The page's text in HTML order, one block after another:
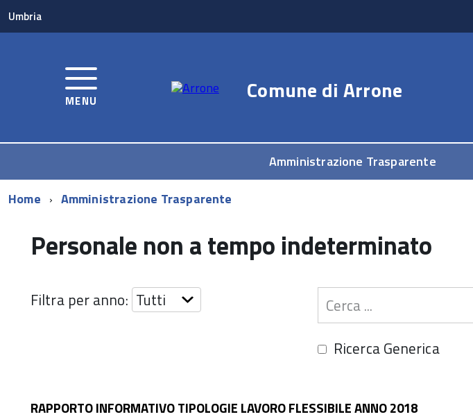
Umbria
MENU Comune di Arrone
Amministrazione Trasparente
Home
Amministrazione Trasparente
Personale non a tempo indeterminato
Filtra per anno:
Ricerca Generica
RAPPORTO INFORMATIVO TIPOLOGIE LAVORO FLESSIBILE ANNO 2018